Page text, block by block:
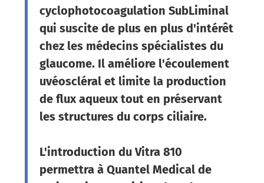
cyclophotocoagulation SubLiminal
qui suscite de plus en plus d'intérêt
chez les médecins spécialistes du
glaucome. Il améliore l'écoulement
uvéoscléral et limite la production
de flux aqueux tout en préservant
les structures du corps ciliaire.
L'introduction du Vitra 810
permettra à Quantel Medical de